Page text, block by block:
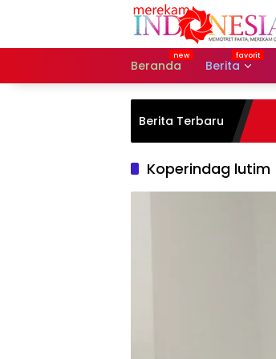
Beranda Berita
Berita Terbaru
Koperindag lutim